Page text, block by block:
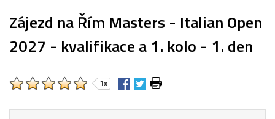
Zájezd na Řím Masters - Italian Open
2027 - kvalifikace a 1. kolo - 1. den
1x